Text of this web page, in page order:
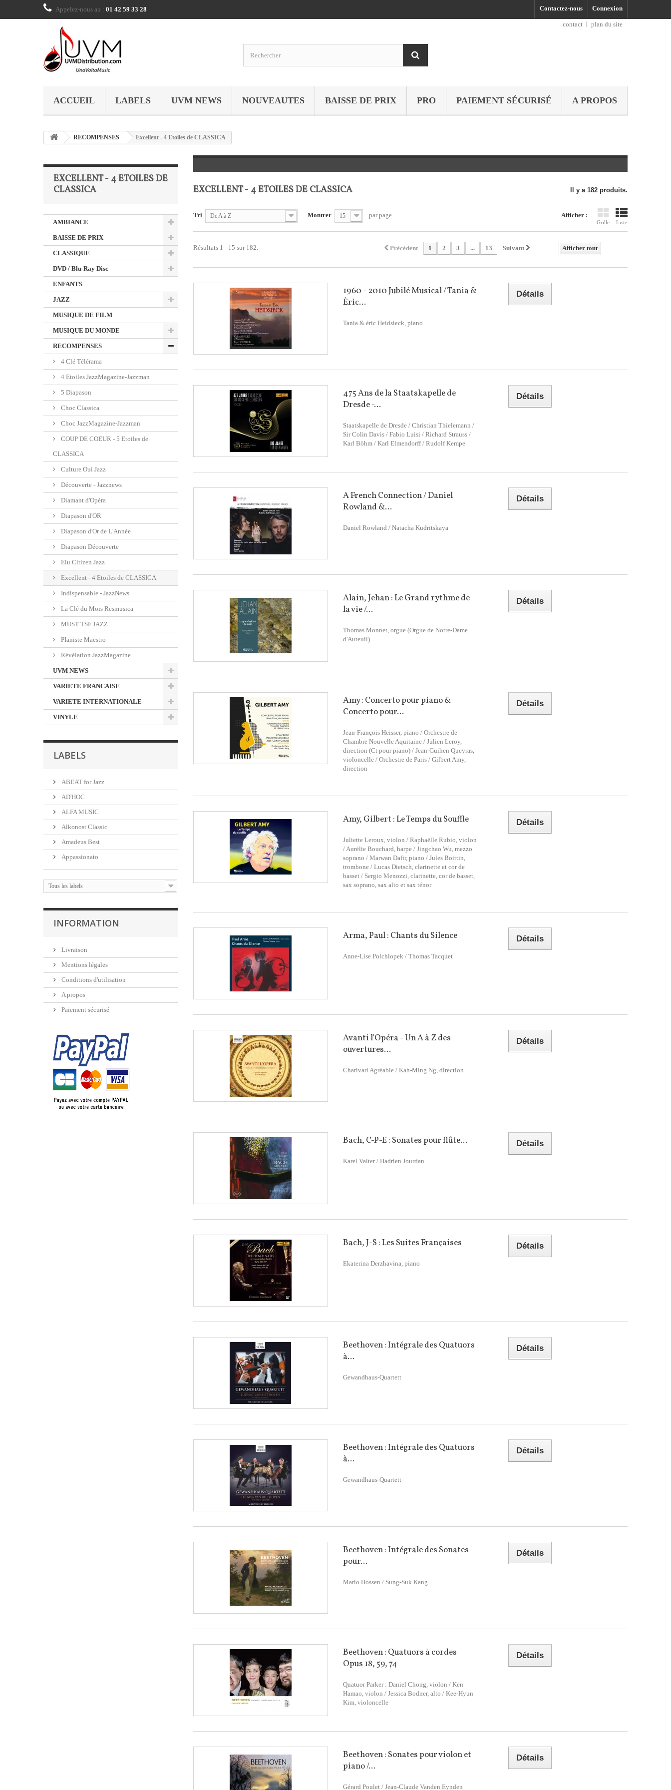
Connexion
Contactez-nous
Appelez-nous au : 01 42 59 33 28
contact
plan du site
ACCUEIL LABELS UVM NEWS NOUVEAUTES BAISSE DE PRIX PRO PAIEMENT SÉCURISÉ A PROPOS
RECOMPENSES Excellent - 4 Etoiles de CLASSICA
EXCELLENT - 4 ETOILES DE
CLASSICA
AMBIANCE
BAISSE DE PRIX
CLASSIQUE
DVD / Blu-Ray Disc
ENFANTS
JAZZ
MUSIQUE DE FILM
MUSIQUE DU MONDE
RECOMPENSES
4 Clé Télérama
4 Etoiles JazzMagazine-Jazzman
5 Diapason
Choc Classica
Choc JazzMagazine-Jazzman
COUP DE COEUR - 5 Etoiles de
CLASSICA
Culture Oui Jazz
Découverte - Jazznews
Diamant d'Opéra
Diapason d'OR
Diapason d'Or de L'Année
Diapason Découverte
Elu Citizen Jazz
Excellent - 4 Etoiles de CLASSICA
Indispensable - JazzNews
La Clé du Mois Resmusica
MUST TSF JAZZ
PIaniste Maestro
Révélation JazzMagazine
UVM NEWS
VARIETE FRANCAISE
VARIETE INTERNATIONALE
VINYLE
LABELS
ABEAT for Jazz
AD'HOC
ALFA MUSIC
Alkonost Classic
Amadeus Best
Appassionato
Tous les labels
INFORMATION
Livraison
Mentions légales
Conditions d'utilisation
A propos
Paiement sécurisé
EXCELLENT - 4 ETOILES DE CLASSICA Il y a 182 produits.
Afficher :
Grille Liste
Tri De A à Z Montrer 15 par page
Afficher tout
Précédent 1 2 3 ... 13 Suivant
Résultats 1 - 15 sur 182.
1960 - 2010 Jubilé Musical / Tania &
Éric...
Tania & éric Heidsieck, piano
Détails
475 Ans de la Staatskapelle de
Dresde -...
Staatskapelle de Dresde / Christian Thielemann /
Sir Colin Davis / Fabio Luisi / Richard Strauss /
Karl Böhm / Karl Elmendorff / Rudolf Kempe
Détails
A French Connection / Daniel
Rowland &...
Daniel Rowland / Natacha Kudritskaya
Détails
Alain, Jehan : Le Grand rythme de
la vie /...
Thomas Monnet, orgue (Orgue de Notre-Dame
d'Auteuil)
Détails
Amy : Concerto pour piano &
Concerto pour...
Jean-François Heisser, piano / Orchestre de
Chambre Nouvelle Aquitaine / Julien Leroy,
direction (Ct pour piano) / Jean-Guihen Queyras,
violoncelle / Orchestre de Paris / Gilbert Amy,
direction
Détails
Amy, Gilbert : Le Temps du Souffle
Juliette Leroux, violon / Raphaëlle Rubio, violon
/ Aurélie Bouchard, harpe / Jingchao Wu, mezzo
soprano / Marwan Dafir, piano / Jules Boittin,
trombone / Lucas Dietsch, clarinette et cor de
basset / Sergio Menozzi, clarinette, cor de basset,
sax soprano, sax alto et sax ténor
Détails
Arma, Paul : Chants du Silence
Anne-Lise Polchlopek / Thomas Tacquet
Détails
Avanti l'Opéra - Un A à Z des
ouvertures...
Charivari Agréable / Kah-Ming Ng, direction
Détails
Bach, C-P-E : Sonates pour flûte...
Karel Valter / Hadrien Jourdan
Détails
Bach, J-S : Les Suites Françaises
Ekaterina Derzhavina, piano
Détails
Beethoven : Intégrale des Quatuors
à...
Gewandhaus-Quartett
Détails
Beethoven : Intégrale des Quatuors
à...
Gewandhaus-Quartett
Détails
Beethoven : Intégrale des Sonates
pour...
Mario Hossen / Sung-Suk Kang
Détails
Beethoven : Quatuors à cordes
Opus 18, 59, 74
Quatuor Parker : Daniel Chong, violon / Ken
Hamao, violon / Jessica Bodner, alto / Kee-Hyun
Kim, violoncelle
Détails
Beethoven : Sonates pour violon et
piano /...
Gérard Poulet / Jean-Claude Vanden Eynden
Détails